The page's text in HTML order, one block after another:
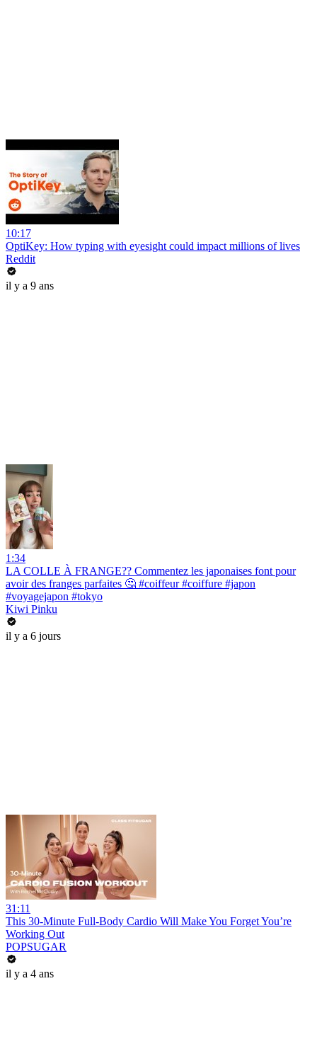
10:17
OptiKey: How typing with eyesight could impact millions of lives
Reddit
il y a 9 ans
1:34
LA COLLE À FRANGE?? Commentez les japonaises font pour
avoir des franges parfaites 🤔 #coiffeur #coiffure #japon
#voyagejapon #tokyo
Kiwi Pinku
il y a 6 jours
31:11
This 30-Minute Full-Body Cardio Will Make You Forget You’re
Working Out
POPSUGAR
il y a 4 ans